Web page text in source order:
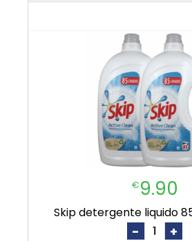
€9.90
skip detergente liquido
- +